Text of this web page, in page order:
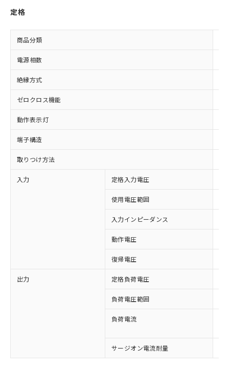
定格
商品分類
電源相数
絶縁方式
ゼロクロス機能
動作表示灯
端子構造
取りつけ方法
入力 定格入力電圧
使用電圧範囲
入力インピーダンス
動作電圧
復帰電圧
出力 定格負荷電圧
負荷電圧範囲
負荷電流
サージオン電流耐量
ご利用条件
対応済み：EU RoHS指令（10物質）の
対応予定：EU RoHS指令（10物質）の非含
有に対応した製品に切り替える予定のある